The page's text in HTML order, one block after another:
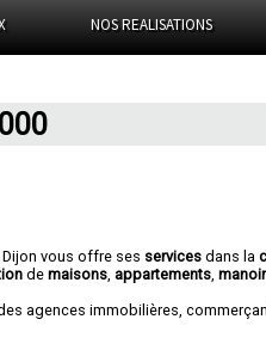
NOS REALISATIONS
vous offre ses services dans la
demaisons, appartements,
agences immobilières,